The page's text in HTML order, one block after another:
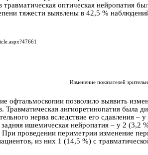
травматическая оптическая нейропатия
тяжести выявлены в 42,5 %
Изменение показателей
офтальмоскопии позволило выявить
Травматическая ангиоретинопатия была
нерва вследствие его сдавления
ишемическая нейропатия – у 2 (3,2
При проведении периметрии изменение
из них 1 (14,5 %) с